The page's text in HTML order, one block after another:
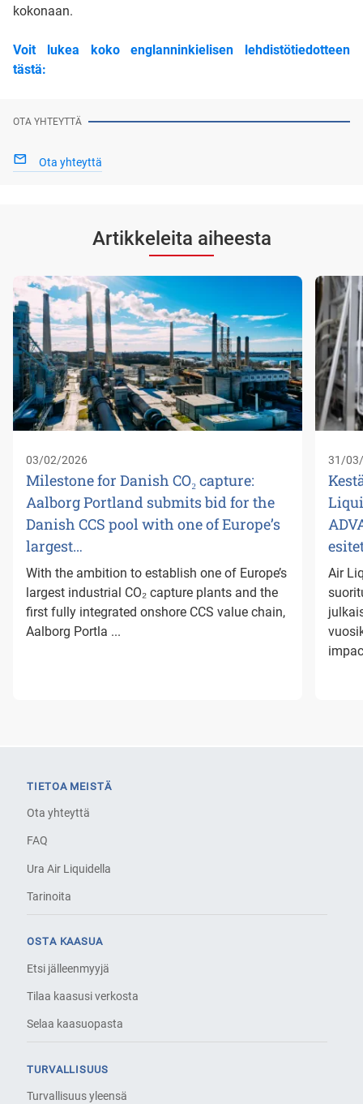
kokonaan.
Voit lukea koko englanninkielisen lehdistötiedotteen
tästä:
OTA YHTEYTTÄ
Ota yhteyttä
Artikkeleita aiheesta
03/02/2026
Milestone for Danish CO₂ capture:
Aalborg Portland submits bid for the
Danish CCS pool with one of Europe’s
largest…
With the ambition to establish one of Europe’s
largest industrial CO₂ capture plants and the
first fully integrated onshore CCS value chain,
Aalborg Portla ...
31/
Air
TIETOA MEISTÄ
Ota yhteyttä
FAQ
Ura Air Liquidella
Tarinoita
OSTA KAASUA
Etsi jälleenmyyjä
Tilaa kaasusi verkosta
Selaa kaasuopasta
TURVALLISUUS
Turvallisuus yleensä